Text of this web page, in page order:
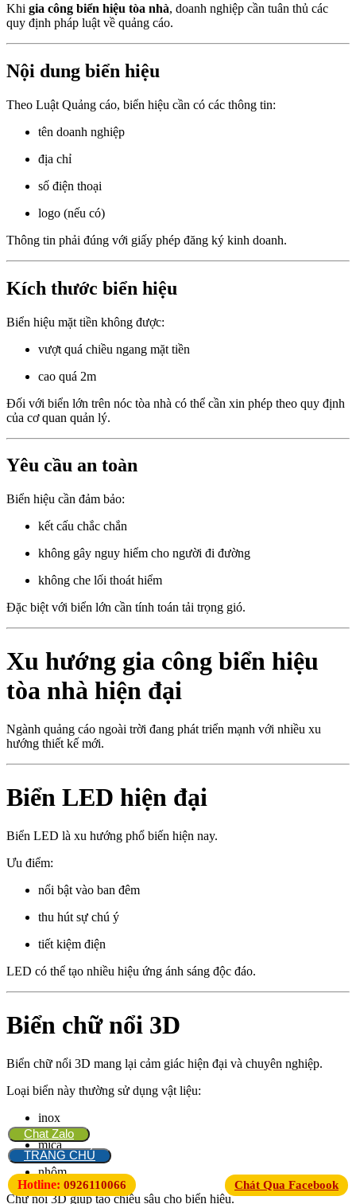
Khi gia công biển hiệu tòa nhà, doanh nghiệp cần tuân thủ các
quy định pháp luật về quảng cáo.
Nội dung biển hiệu
Theo Luật Quảng cáo, biển hiệu cần có các thông tin:
tên doanh nghiệp
địa chỉ
số điện thoại
logo (nếu có)
Thông tin phải đúng với giấy phép đăng ký kinh doanh.
Kích thước biển hiệu
Biển hiệu mặt tiền không được:
vượt quá chiều ngang mặt tiền
cao quá 2m
Đối với biển lớn trên nóc tòa nhà có thể cần xin phép theo quy định
của cơ quan quản lý.
Yêu cầu an toàn
Biển hiệu cần đảm bảo:
kết cấu chắc chắn
không gây nguy hiểm cho người đi đường
không che lối thoát hiểm
Đặc biệt với biển lớn cần tính toán tải trọng gió.
Xu hướng gia công biển hiệu
tòa nhà hiện đại
Ngành quảng cáo ngoài trời đang phát triển mạnh với nhiều xu
hướng thiết kế mới.
Biển LED hiện đại
Biển LED là xu hướng phổ biến hiện nay.
Ưu điểm:
nổi bật vào ban đêm
thu hút sự chú ý
tiết kiệm điện
LED có thể tạo nhiều hiệu ứng ánh sáng độc đáo.
Biển chữ nổi 3D
Biển chữ nổi 3D mang lại cảm giác hiện đại và chuyên nghiệp.
Loại biển này thường sử dụng vật liệu:
inox
mica
nhôm
Chữ nổi 3D giúp tạo chiều sâu cho biển hiệu.
Chát Qua Facebook
Hotline: 0926110066
Chat Zalo
TRANG CHỦ